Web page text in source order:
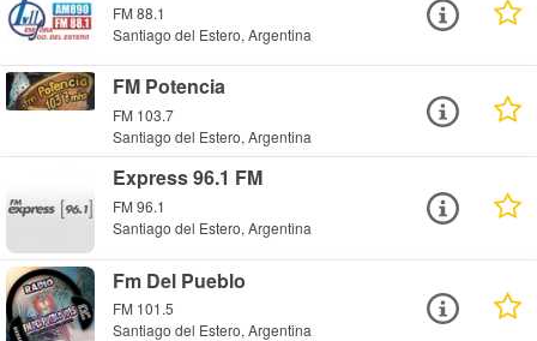
FM 88.1
Santiago del Estero, Argentina
FM Potencia
FM 103.7
Santiago del Estero, Argentina
Express 96.1 FM
FM 96.1
Santiago del Estero, Argentina
Fm Del Pueblo
FM 101.5
Santiago del Estero, Argentina